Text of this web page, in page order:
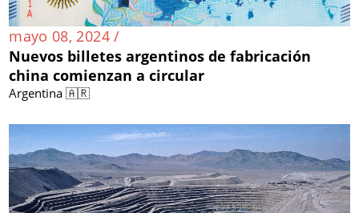
mayo 08, 2024 /
Nuevos billetes argentinos de fabricación
china comienzan a circular
Argentina 🇦🇷